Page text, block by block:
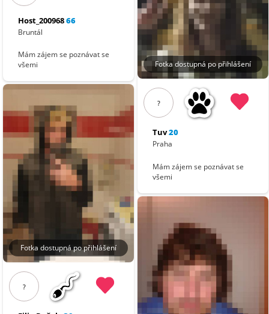
Host_20096866
Bruntál
Mám zájem se poznávat se
všemi
Fotka dostupná po přihlášení
?
Fotka dostupná po přihlášení
?
Tuv20
Praha
Mám zájem se poznávat se
všemi